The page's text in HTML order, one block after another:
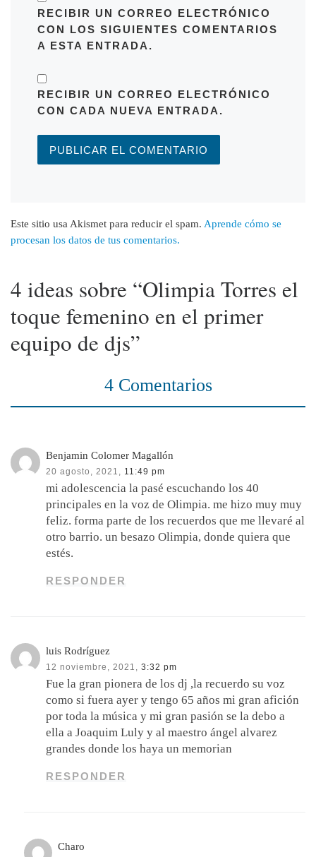
RECIBIR UN CORREO ELECTRÓNICO
CON LOS SIGUIENTES COMENTARIOS
A ESTA ENTRADA.
RECIBIR UN CORREO ELECTRÓNICO
CON CADA NUEVA ENTRADA.
Este sitio usa Akismet para reducir el spam. Aprende cómo se
procesan los datos de tus comentarios.
4 ideas sobre “Olimpia Torres el
toque femenino en el primer
equipo de djs”
4 Comentarios
Benjamin Colomer Magallón
20 agosto, 2021, 11:49 pm
mi adolescencia la pasé escuchando los 40
principales en la voz de Olimpia. me hizo muy muy
feliz. forma parte de los recuerdos que me llevaré al
otro barrio. un besazo Olimpia, donde quiera que
estés.
RESPONDER
luis Rodríguez
12 noviembre, 2021, 3:32 pm
Fue la gran pionera de los dj ,la recuerdo su voz
como si fuera ayer y tengo 65 años mi gran afición
por toda la música y mi gran pasión se la debo a
ella a Joaquim Luly y al maestro ángel alvarez
grandes donde los haya un memorian
RESPONDER
Charo